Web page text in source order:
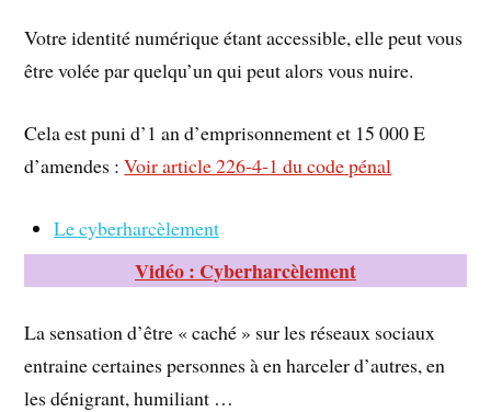
Votre identité numérique étant accessible, elle peut vous
être volée par quelqu’un qui peut alors vous nuire.
Cela est puni d’1 an d’emprisonnement et 15 000 E
d’amendes :Voir article 226-4-1 du code pénal
Le cyberharcèlement
Vidéo : Cyberharcèlement
La sensation d’être « caché » sur les réseaux sociaux
entraine certaines personnes à en harceler d’autres, en
les dénigrant, humiliant …